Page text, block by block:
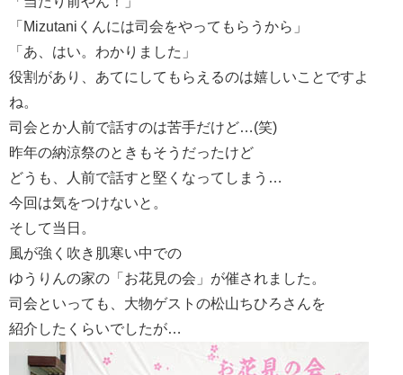
「Mizutaniくんには司会をやってもらうから」
「あ、はい。わかりました」
役割があり、あてにしてもらえるのは嬉しいことですよ
ね。
司会とか人前で話すのは苦手だけど…(笑)
昨年の納涼祭のときもそうだったけど
どうも、人前で話すと堅くなってしまう…
今回は気をつけないと。
そして当日。
風が強く吹き肌寒い中での
ゆうりんの家の「お花見の会」が催されました。
司会といっても、大物ゲストの松山ちひろさんを
紹介したくらいでしたが…